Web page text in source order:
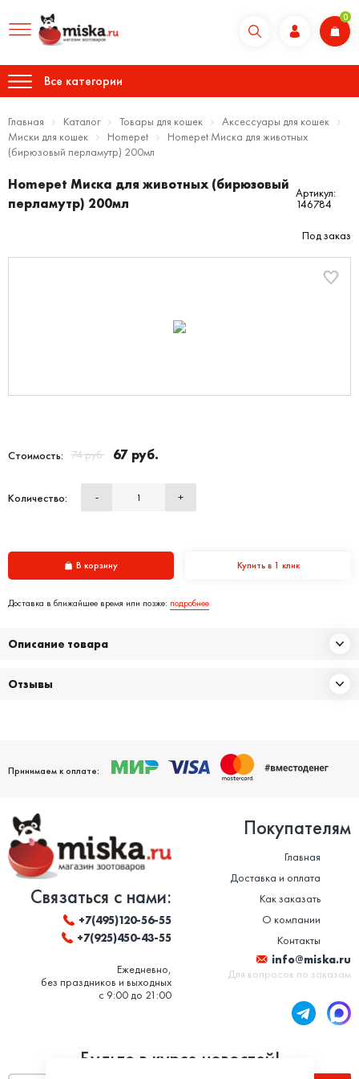
0
Все категории
Главная Каталог Товары для кошек
Аксессуары для кошек
Миски для кошек
Homepet
Homepet Миска для животных
(бирюзовый перламутр) 200мл
Homepet Миска для животных (бирюзовый
перламутр) 200мл
Артикул:
146784
Под заказ
Стоимость: 74 руб. 67 руб.
Количество: - +
В корзину Купить в 1 клик
Доставка в ближайшее время или позже: подробнее
Описание товара
Отзывы
Принимаем к оплате:
Связаться с нами:
+7(495)120-56-55
+7(925)450-43-55
Ежедневно,
без праздников и выходных
с 9:00 до 21:00
Покупателям
Главная
Доставка и оплата
Как заказать
О компании
Контакты
info@miska.ru
Для вопросов по заказам
Будьте в курсе новостей!